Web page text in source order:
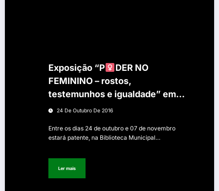
Exposição “P
DER NO
FEMININO – rostos,
testemunhos e igualdade” em
Penalva do Castelo
24 De Outubro De 2016
Entre os dias 24 de outubro e 07 de novembro
estará patente, na Biblioteca Municipal…
Ler mais